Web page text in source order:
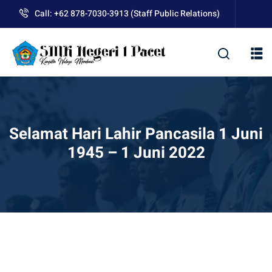
content
Call: +62 878-7030-3913 (Staff Public Relations)
Selamat Hari Lahir Pancasila 1 Juni
1945 – 1 Juni 2022